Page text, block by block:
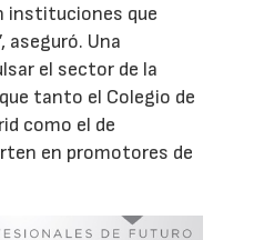
instituciones que
aseguró. Una
el sector de la
tanto el Colegio de
como el de
en promotores de